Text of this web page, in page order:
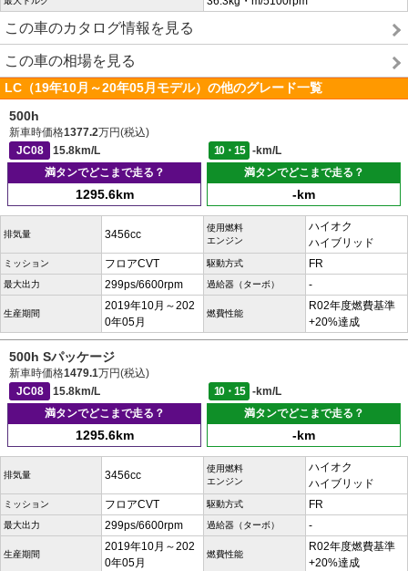
この車のカタログ情報を見る
この車の相場を見る
LC（19年10月～20年05月モデル）の他のグレード一覧
500h
新車時価格1377.2万円(税込)
JC08
15.8km/L 10・15
-km/L
満タンでどこまで走る？
1295.6km
満タンでどこまで走る？
-km
排気量 3456cc
使用燃料
エンジン
ハイオク
ハイブリッド
ミッション フロアCVT 駆動方式 FR
最大出力 299ps/6600rpm 過給器（ターボ） -
生産期間
2019年10月～202
0年05月
燃費性能
R02年度燃費基準
+20%達成
500h Sパッケージ
新車時価格1479.1万円(税込)
JC08
15.8km/L 10・15
-km/L
満タンでどこまで走る？
1295.6km
満タンでどこまで走る？
-km
排気量 3456cc
使用燃料
エンジン
ハイオク
ハイブリッド
ミッション フロアCVT 駆動方式 FR
最大出力 299ps/6600rpm 過給器（ターボ） -
生産期間
2019年10月～202
0年05月
燃費性能
R02年度燃費基準
+20%達成